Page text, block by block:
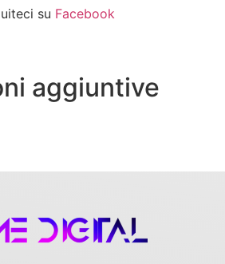
su Facebook
aggiuntive